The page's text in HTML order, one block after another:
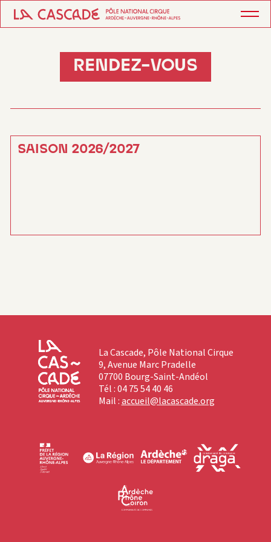
RENDEZ-VOUS
SAISON 2026/2027
La Cascade, Pôle National Cirque
9, Avenue Marc Pradelle
07700 Bourg-Saint-Andéol
Tél : 04 75 54 40 46
Mail :accueil@lacascade.org